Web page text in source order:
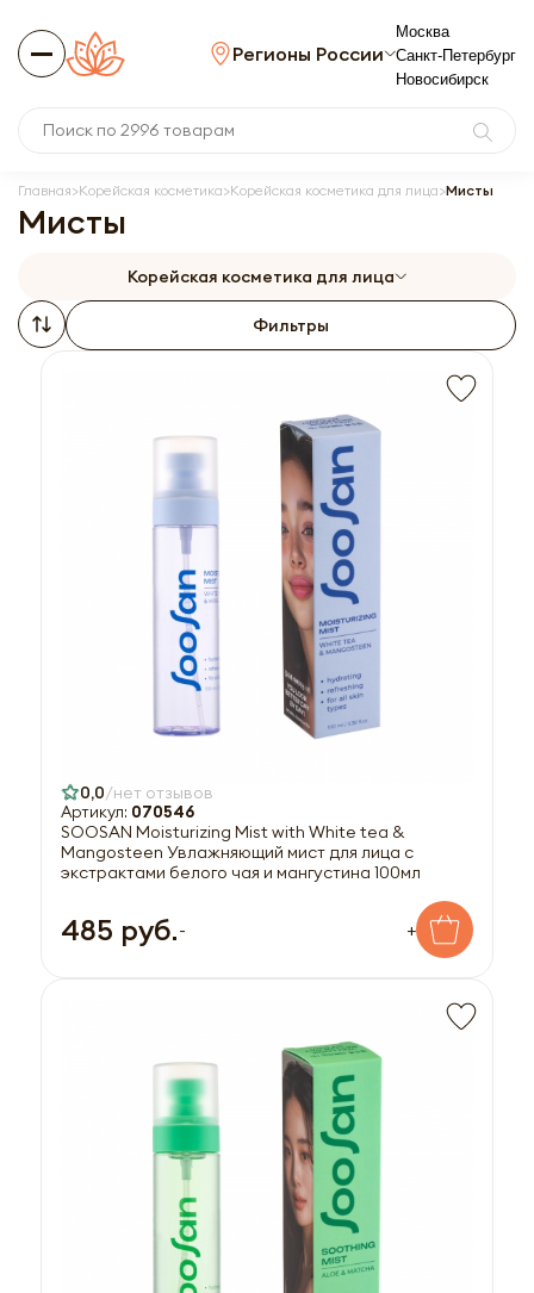
Регионы России
Москва
Санкт-Петербург
Новосибирск
Главная Корейская косметика Корейская косметика для лица Мисты
Мисты
Корейская косметика для лица
Фильтры
0,0 нет отзывов
Артикул: 070546
SOOSAN Moisturizing Mist with White tea &
Mangosteen Увлажняющий мист для лица с
экстрактами белого чая и мангустина 100мл
485 руб.- +